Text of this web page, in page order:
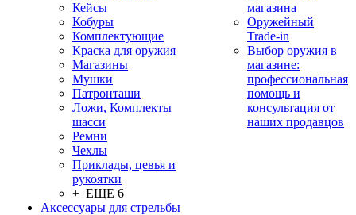
Кейсы
Кобуры
Комплектующие
Краска для оружия
Магазины
Мушки
Патронташи
Ложи, Комплекты
шасси
Ремни
Чехлы
Приклады, цевья и
рукоятки
+ ЕЩЕ 6
Аксессуары для стрельбы
магазина
Оружейный
Trade-in
Выбор оружия в
магазине:
профессиональная
помощь и
консультация от
наших продавцов